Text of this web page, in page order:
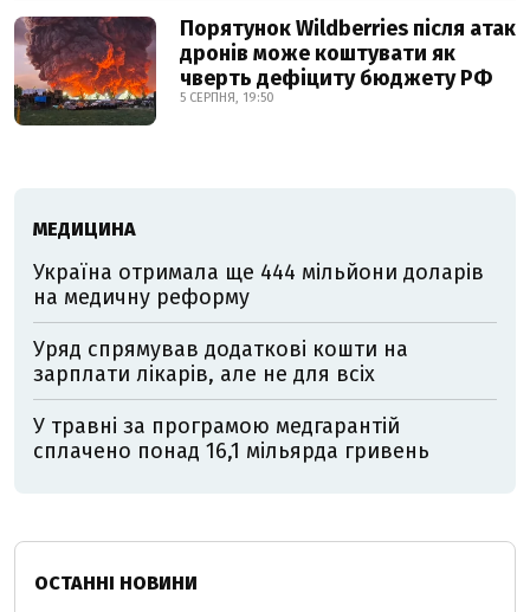
Порятунок Wildberries після атак
дронів може коштувати як
чверть дефіциту бюджету РФ
5 СЕРПНЯ, 19:50
МЕДИЦИНА
Україна отримала ще 444 мільйони доларів
на медичну реформу
Уряд спрямував додаткові кошти на
зарплати лікарів, але не для всіх
У травні за програмою медгарантій
сплачено понад 16,1 мільярда гривень
ОСТАННІ НОВИНИ